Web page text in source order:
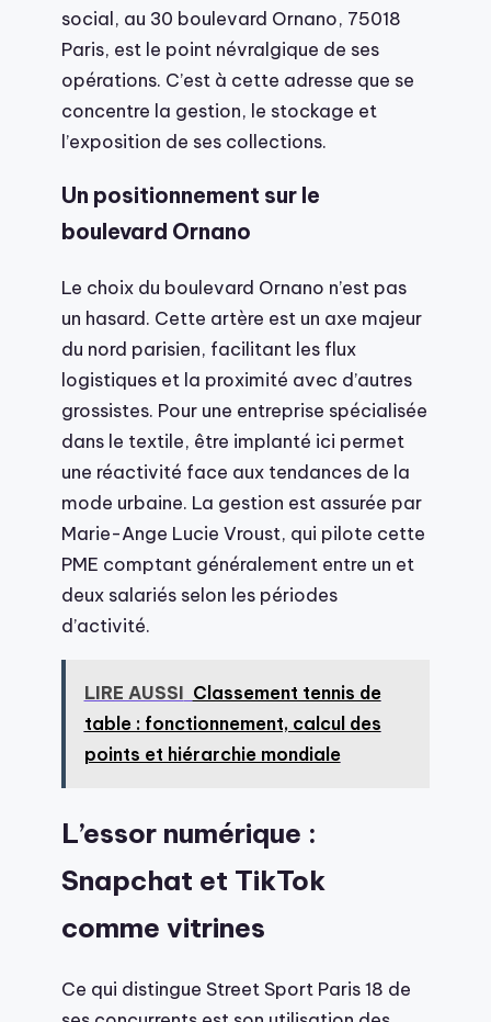
social, au 30 boulevard Ornano, 75018
Paris, est le point névralgique de ses
opérations. C’est à cette adresse que se
concentre la gestion, le stockage et
l’exposition de ses collections.
Un positionnement sur le
boulevard Ornano
Le choix du boulevard Ornano n’est pas
un hasard. Cette artère est un axe majeur
du nord parisien, facilitant les flux
logistiques et la proximité avec d’autres
grossistes. Pour une entreprise spécialisée
dans le textile, être implanté ici permet
une réactivité face aux tendances de la
mode urbaine. La gestion est assurée par
Marie-Ange Lucie Vroust, qui pilote cette
PME comptant généralement entre un et
deux salariés selon les périodes
d’activité.
LIRE AUSSI Classement tennis de
table : fonctionnement, calcul des
points et hiérarchie mondiale
L’essor numérique :
Snapchat et TikTok
comme vitrines
Ce qui distingue Street Sport Paris 18 de